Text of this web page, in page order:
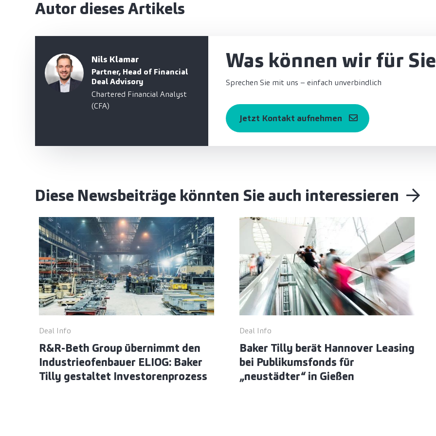
Autor dieses Artikels
Nils Klamar
Partner, Head of Financial
Deal Advisory
Chartered Financial Analyst
(CFA)
Was können wir für
Sprechen Sie mit uns – einfach unverbindlich
Jetzt Kontakt aufnehmen
Diese Newsbeiträge könnten Sie auch interessieren
Deal Info
R&R-Beth Group übernimmt den
Industrieofenbauer ELIOG: Baker
Tilly gestaltet Investorenprozess
Deal Info
Baker Tilly berät Hannover Leasing
bei Publikumsfonds für
„neustädter“ in Gießen